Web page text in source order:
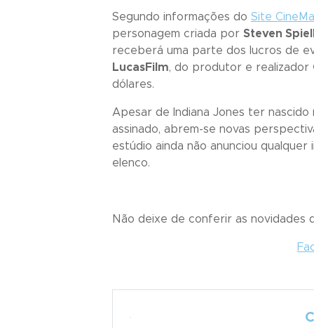
Segundo informações do Site
personagem criada por Steven
receberá uma parte dos lucros de
LucasFilm, do produtor e realizador
dólares.
Apesar de Indiana Jones ter nascido
assinado, abrem-se novas
estúdio ainda não anunciou qualquer
elenco.
Não deixe de conferir as novidades